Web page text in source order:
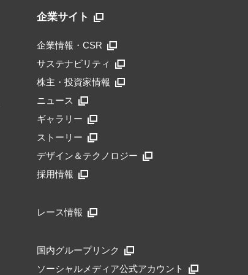
企業サイト
企業情報・CSR
サステナビリティ
株主・投資家情報
ニュース
ギャラリー
ストーリー
デザイン＆テクノロジー
採用情報
レース情報
国内グループリンク
ソーシャルメディア公式アカウント